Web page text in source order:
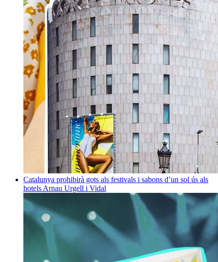
Catalunya prohibirà gots als festivals i sabons d’un sol ús als
hotels Arnau Urgell i Vidal